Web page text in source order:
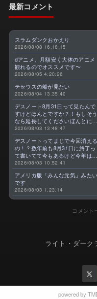
最新コメント
スラムダンクおかえり
2026/08/08 16:18:15
dアニメ、月額安く大体のアニメ
観れるのでオススメです〜
2026/08/05 4:20:26
テセウスの船が見たい
2026/08/04 13:35:40
デスノート8月31日って見たんで
すけどほんとですか？！もしそう
なら延長してくださいほんとに大
好きなんです😭
2026/08/03 13:48:47
デスノートってまじで今回消える
の！？数年前も8月31日に終了っ
て書いてて今もあるけど今年はま
じのやつ！？よくわからん！！で
きればなくならないでほしい！
成アニメを振り返らせてくれっ
っ！！！！！！！
2026/08/03 10:52:41
アメリカ版「みんな元気」みたい
です
2026/08/03 1:23:14
コメント
ライト・ダー
powered by